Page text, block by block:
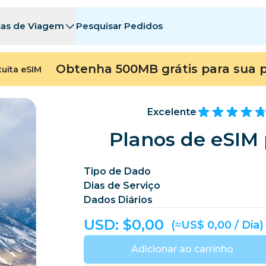
de Viagem Pesquisar Pedidos
Andorra
Camboja
República del Congo Costa Rica Costa do Marfim
Dominica
Europa
eSIM Obtenha 500MB grátis para sua
Excelente
Planos de
Tipo de Dado
Dias de Serviço
Dados Diários
USD: $0,00 (≈US$ 0,00 / Dia)
Adicionar ao carrinho